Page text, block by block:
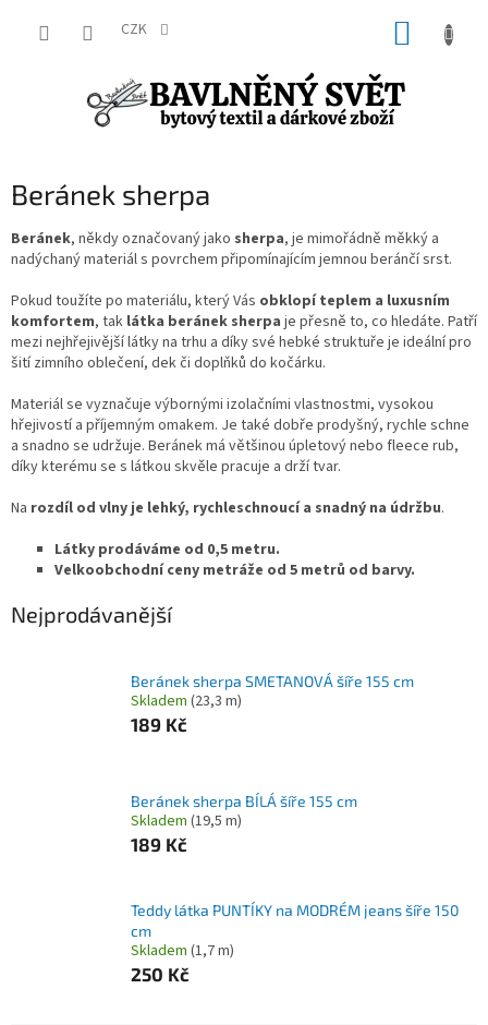
CZK
Beránek sherpa
Beránek, někdy označovaný jako sherpa, je mimořádně měkký a
nadýchaný materiál s povrchem připomínajícím jemnou beránčí srst.
Pokud toužíte po materiálu, který Vás obklopí teplem a luxusním
komfortem, tak látka beránek sherpa je přesně to, co hledáte. Patří
mezi nejhřejivější látky na trhu a díky své hebké struktuře je ideální pro
šití zimního oblečení, dek či doplňků do kočárku.
Materiál se vyznačuje výbornými izolačními vlastnostmi, vysokou
hřejivostí a příjemným omakem. Je také dobře prodyšný, rychle schne
a snadno se udržuje. Beránek má většinou úpletový nebo fleece rub,
díky kterému se s látkou skvěle pracuje a drží tvar.
Na rozdíl od vlny je lehký, rychleschnoucí a snadný na údržbu.
Látky prodáváme od 0,5 metru.
Velkoobchodní ceny metráže od 5 metrů od barvy.
Nejprodávanější
Beránek sherpa SMETANOVÁ šíře 155 cm
Skladem (23,3 m)
189 Kč
Beránek sherpa BÍLÁ šíře 155 cm
Skladem (19,5 m)
189 Kč
Teddy látka PUNTÍKY na MODRÉM jeans šíře 150
cm
Skladem (1,7 m)
250 Kč